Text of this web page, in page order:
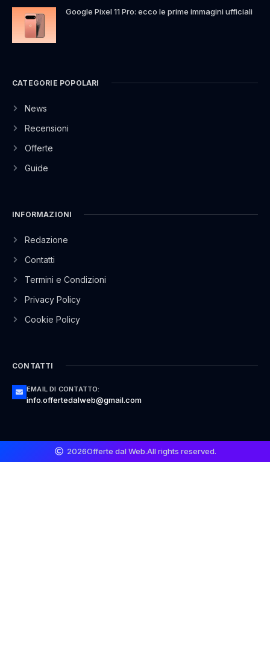
Google Pixel 11 Pro: ecco le prime immagini ufficiali
CATEGORIE POPOLARI
News
Recensioni
Offerte
Guide
INFORMAZIONI
Redazione
Contatti
Termini e Condizioni
Privacy Policy
Cookie Policy
CONTATTI
EMAIL DI CONTATTO:
info.offertedalweb@gmail.com
2026Offerte dal Web.All rights reserved.